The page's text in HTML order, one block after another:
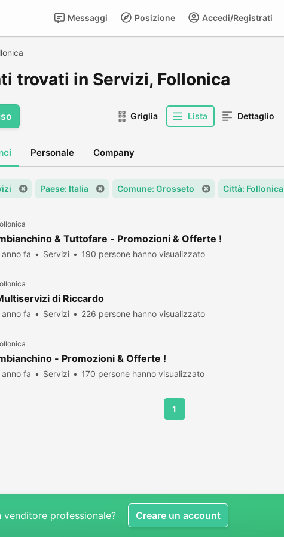
Accedi/Registrati
Posizione
Messaggi
trovati in Servizi, Follonica
Griglia Lista Dettaglio
Personale Company
Paese: Italia Comune: Grosseto Città: Follonica
& Tuttofare - Promozioni & Offerte !
anno fa Servizi 190 persone hanno visualizzato
di Riccardo
anno fa Servizi 226 persone hanno visualizzato
- Promozioni & Offerte !
anno fa Servizi 170 persone hanno visualizzato
1
venditore professionale? Creare un account